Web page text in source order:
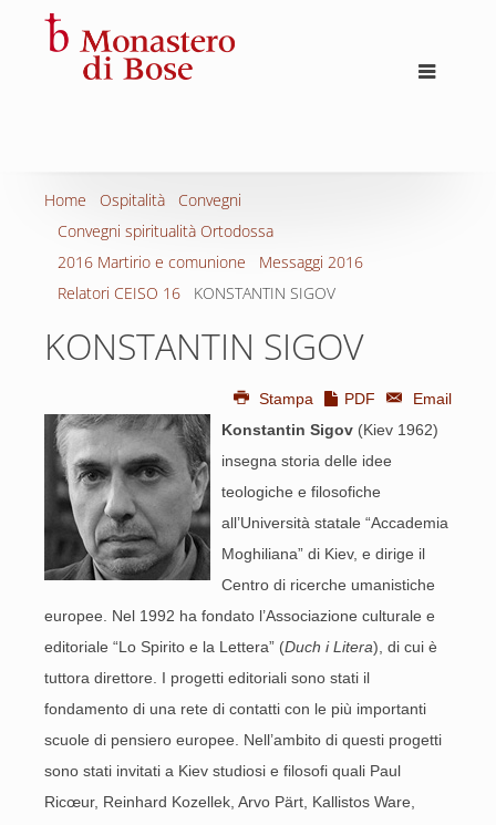
Home Ospitalità
Convegni
Convegni spiritualità Ortodossa
2016 Martirio e comunione
Messaggi 2016
Relatori CEISO 16
KONSTANTIN SIGOV
KONSTANTIN SIGOV
Stampa PDF
Email
Konstantin Sigov (Kiev 1962)
insegna storia delle idee
teologiche e filosofiche
all’Università statale “Accademia
Moghiliana” di Kiev, e dirige il
Centro di ricerche umanistiche
europee. Nel 1992 ha fondato l’Associazione culturale e
editoriale “Lo Spirito e la Lettera” (Duch i Litera), di cui è
tuttora direttore. I progetti editoriali sono stati il
fondamento di una rete di contatti con le più importanti
scuole di pensiero europee. Nell’ambito di questi progetti
sono stati invitati a Kiev studiosi e filosofi quali Paul
Ricœur, Reinhard Kozellek, Arvo Pärt, Kallistos Ware,